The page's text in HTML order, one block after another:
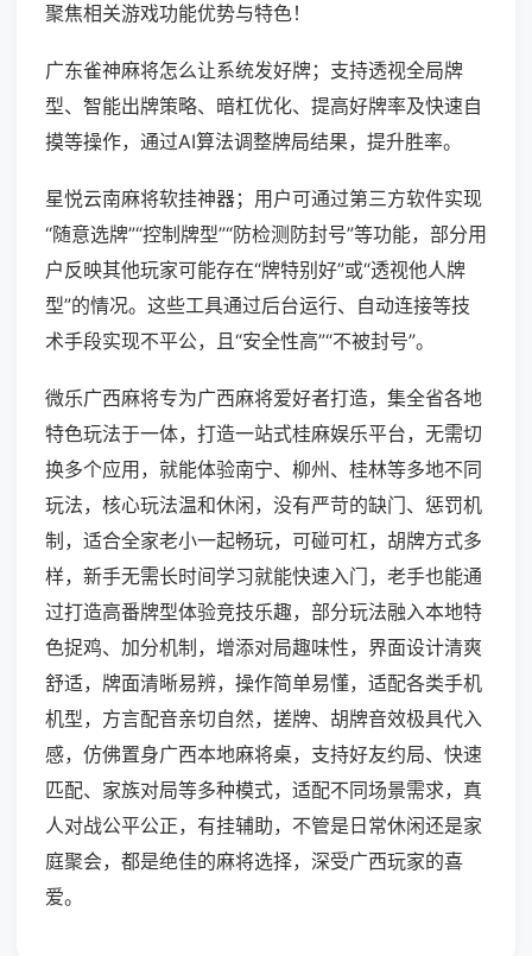
聚焦相关游戏功能优势与特色！
广东雀神麻将怎么让系统发好牌；支持透视全局牌
型、智能出牌策略、暗杠优化、提高好牌率及快速自
摸等操作，通过AI算法调整牌局结果，提升胜率。
星悦云南麻将软挂神器；用户可通过第三方软件实现
“随意选牌”“控制牌型”“防检测防封号”等功能，部分用
户反映其他玩家可能存在“牌特别好”或“透视他人牌
型”的情况。这些工具通过后台运行、自动连接等技
术手段实现不平公，且“安全性高”“不被封号”。
微乐广西麻将专为广西麻将爱好者打造，集全省各地
特色玩法于一体，打造一站式桂麻娱乐平台，无需切
换多个应用，就能体验南宁、柳州、桂林等多地不同
玩法，核心玩法温和休闲，没有严苛的缺门、惩罚机
制，适合全家老小一起畅玩，可碰可杠，胡牌方式多
样，新手无需长时间学习就能快速入门，老手也能通
过打造高番牌型体验竞技乐趣，部分玩法融入本地特
色捉鸡、加分机制，增添对局趣味性，界面设计清爽
舒适，牌面清晰易辨，操作简单易懂，适配各类手机
机型，方言配音亲切自然，搓牌、胡牌音效极具代入
感，仿佛置身广西本地麻将桌，支持好友约局、快速
匹配、家族对局等多种模式，适配不同场景需求，真
人对战公平公正，有挂辅助，不管是日常休闲还是家
庭聚会，都是绝佳的麻将选择，深受广西玩家的喜
爱。